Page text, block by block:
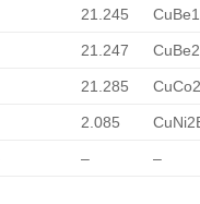
21.245
21.247 CuBe2
21.285
2.085
– –